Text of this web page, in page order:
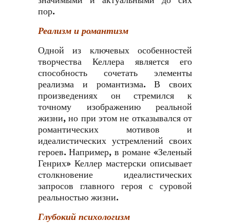
пор.
Реализм и романтизм
Одной из ключевых особенностей
творчества Келлера является его
способность сочетать элементы
реализма и романтизма. В своих
произведениях он стремился к
точному изображению реальной
жизни, но при этом не отказывался от
романтических мотивов и
идеалистических устремлений своих
героев. Например, в романе «Зеленый
Генрих» Келлер мастерски описывает
столкновение идеалистических
запросов главного героя с суровой
реальностью жизни.
Глубокий психологизм